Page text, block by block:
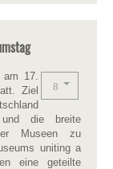
17.
Ziel
die breite
Museen zu
uniting a
eine geteilte